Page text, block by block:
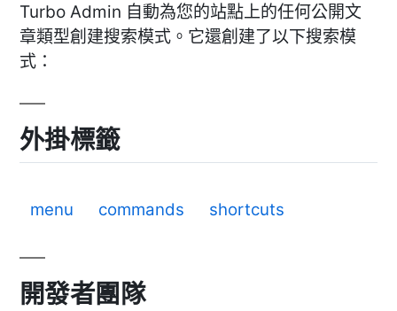
Turbo Admin 自動為您的站點上的任何公開文
章類型創建搜索模式。它還創建了以下搜索模
式：
外掛標籤
menu commands shortcuts
開發者團隊